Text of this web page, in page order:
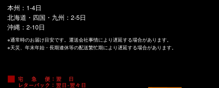
本州：1-4日
北海道・四国・九州：2-5日
沖縄：2-10日
※通常時のお届け目安です。運送会社事情により遅延する場合があります。
※天災、年末年始・長期連休等の配送繁忙期により遅延する場合があります。